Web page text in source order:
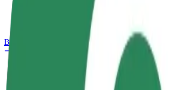
Bolt Plus